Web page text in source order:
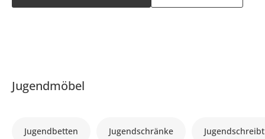
Jugendmöbel
Jugendbetten Jugendschränke